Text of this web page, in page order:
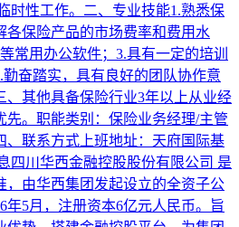
时性工作。二、专业技能1.熟悉保
各保险产品的市场费率和费用水
常用办公软件；3.具有一定的培训
奋踏实，具有良好的团队协作意
、其他具备保险行业3年以上从业经
先。职能类别：保险业务经理/主管
、联系方式上班地址：天府国际基
四川华西金融控股股份有限公司 是
，由华西集团发起设立的全资子公
年5月，注册资本6亿元人民币。旨